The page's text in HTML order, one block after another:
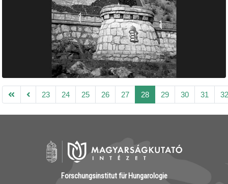
23 24 25 26 27 28 29 30 31
Forschungsinstitut für Hungarologie